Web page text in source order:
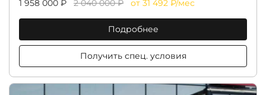
1 958 000 ₽ 2 040 000 ₽ от 31 492 ₽/мес
Подробнее
Получить спец. условия